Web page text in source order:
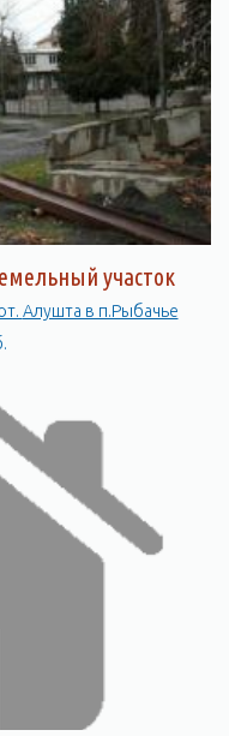
участок
Продам Земельный участок 32 сот. Алушта в п.Рыбачье